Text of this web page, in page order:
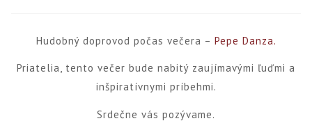
Hudobný doprovod počas večera – Pepe Danza.
Priatelia, tento večer bude nabitý zaujímavými ľuďmi a
inšpiratívnymi príbehmi.
Srdečne vás pozývame.